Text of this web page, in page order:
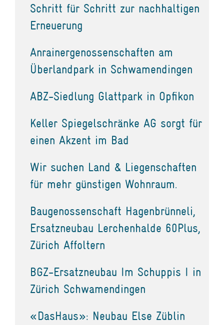
Schritt für Schritt zur nachhaltigen
Erneuerung
Anrainergenossenschaften am
Überlandpark in Schwamendingen
ABZ-Siedlung Glattpark in Opfikon
Keller Spiegelschränke AG sorgt für
einen Akzent im Bad
Wir suchen Land & Liegenschaften
für mehr günstigen Wohnraum.
Baugenossenschaft Hagenbrünneli,
Ersatzneubau Lerchenhalde 60Plus,
Zürich Affoltern
BGZ-Ersatzneubau Im Schuppis I in
Zürich Schwamendingen
«DasHaus»: Neubau Else Züblin